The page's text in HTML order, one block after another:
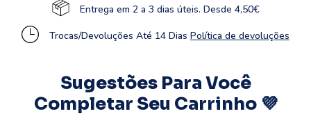
Entrega em 2 a 3 dias úteis. Desde 4,50€
Trocas/Devoluções Até 14 Dias Política de devoluções
Sugestões Para Você
Completar Seu Carrinho 💜